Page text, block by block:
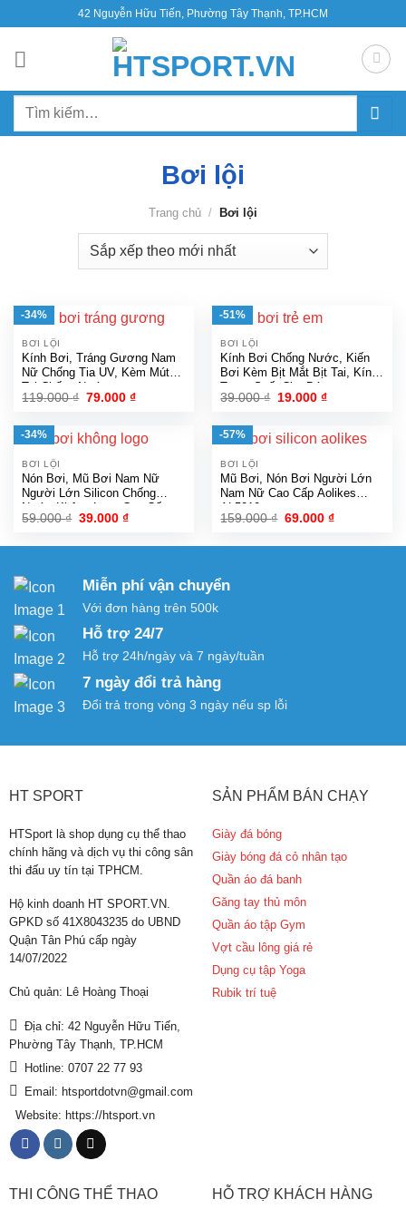
nội
42 Nguyễn Hữu Tiến, Phường Tây Thạnh, TP.HCM
Tìm
Bơi lội
Trang chủ / Bơi lội
-34%
BƠI LỘI
Kính Bơi, Tráng Gương Nam
Nữ Chống Tia UV, Kèm Mút
Tai Chống Nước
119.000₫ Giá
119.000 ₫.
79.000₫Giá
79.000 ₫.
-51%
BƠI LỘI
Kính Bơi Chống Nước, Kiến
Bơi Kèm Bịt Mắt Bịt Tai, Kính
Trong Suốt Cho Bé
39.000₫ Giá
39.000 ₫.
19.000₫Giá
là:
19.000 ₫.
-34%
BƠI LỘI
Nón Bơi, Mũ Bơi Nam Nữ
Người Lớn Silicon Chống
Nước Không Logo Cao Cấp
59.000₫ Giá
39.000₫Giá
-57%
BƠI LỘI
Mũ Bơi, Nón Bơi Người Lớn
Nam Nữ Cao Cấp Aolikes
AL5010
159.000₫ Giá
69.000₫Giá
Miễn phí vận chuyển
Với đơn hàng trên 500k
Hỗ trợ 24/7
Hỗ trợ 24h/ngày và 7 ngày/tuần
7 ngày đổi trả hàng
Đổi trả trong vòng 3 ngày nếu sp lỗi
HT SPORT
HTSport là shop dụng cụ thể thao
chính hãng và dịch vụ thi công sân
thi đấu uy tín tại TPHCM.
Hộ kinh doanh HT SPORT.VN.
GPKD số 41X8043235 do UBND
Quận Tân Phú cấp ngày
14/07/2022
Chủ quản: Lê Hoàng Thoại
Địa chỉ: 42 Nguyễn Hữu Tiến,
Phường Tây Thạnh, TP.HCM
Hotline: 0707 22 77 93
Email: htsportdotvn@gmail.com
Website: https://htsport.vn
SẢN PHẨM BÁN CHẠY
Giày đá bóng
Giày bóng đá cỏ nhân tạo
Quần áo đá banh
Găng tay thủ môn
Quần áo tập Gym
Vợt cầu lông giá rẻ
Dụng cụ tập Yoga
Rubik trí tuệ
THI CÔNG THỂ THAO HỖ TRỢ KHÁCH HÀNG